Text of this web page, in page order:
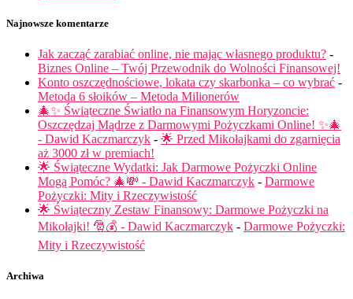
Najnowsze komentarze
Jak zacząć zarabiać online, nie mając własnego produktu? -
Biznes Online – Twój Przewodnik do Wolności Finansowej!
Konto oszczędnościowe, lokata czy skarbonka – co wybrać -
Metoda 6 słoików – Metoda Milionerów
🎄✨ Świąteczne Światło na Finansowym Horyzoncie:
Oszczędzaj Mądrze z Darmowymi Pożyczkami Online! ✨🎄
- Dawid Kaczmarczyk - 🌟 Przed Mikołajkami do zgarnięcia
aż 3000 zł w premiach!
🌟 Świąteczne Wydatki: Jak Darmowe Pożyczki Online
Mogą Pomóc? 🎄💸 - Dawid Kaczmarczyk - Darmowe
Pożyczki: Mity i Rzeczywistość
🌟 Świąteczny Zestaw Finansowy: Darmowe Pożyczki na
Mikołajki! 🎅💰 - Dawid Kaczmarczyk - Darmowe Pożyczki:
Mity i Rzeczywistość
Archiwa